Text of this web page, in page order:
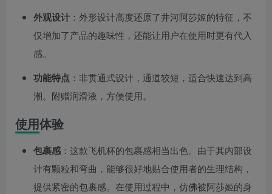
外观设计 ：外形设计高度还原了井河阿莎姬的特征，不
仅增加了产品的趣味性，还能让用户在使用时更有代入
感。
功能特点 ：非贯通式设计，通道较短，适合快速达到高
潮。附赠润滑液，方便使用。
使用体验
包裹感 ：这款飞机杯的包裹感相当出色。由于其内部设
计有颗粒和弯曲，能够很好地贴合使用者的生理结构，
提供紧密的包裹感。在使用过程中，仿佛被阿莎姬的身